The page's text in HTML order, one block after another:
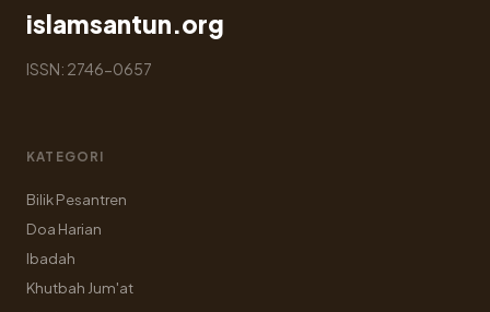
islamsantun.org
ISSN: 2746-0657
KATEGORI
Bilik Pesantren
Doa Harian
Ibadah
Khutbah Jum'at